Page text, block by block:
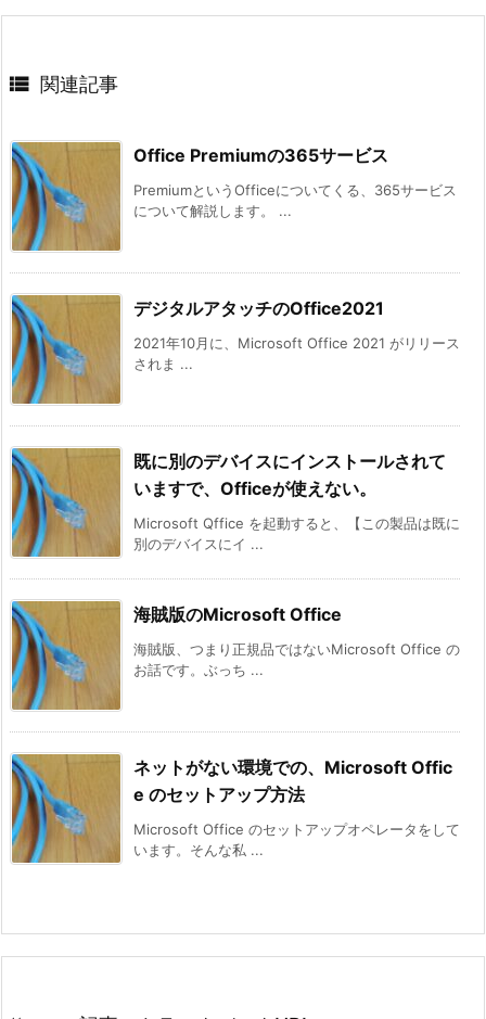
 関連記事
Office Premiumの365サービス
PremiumというOfficeについてくる、365サービス
について解説します。 ...
デジタルアタッチのOffice2021
2021年10月に、Microsoft Office 2021 がリリース
されま ...
既に別のデバイスにインストールされて
いますで、Officeが使えない。
Microsoft Qffice を起動すると、【この製品は既に
別のデバイスにイ ...
海賊版のMicrosoft Office
海賊版、つまり正規品ではないMicrosoft Office の
お話です。ぶっち ...
ネットがない環境での、Microsoft Offic
e のセットアップ方法
Microsoft Office のセットアップオペレータをして
います。そんな私 ...